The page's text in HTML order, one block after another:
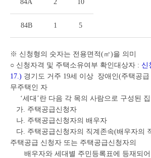
84A 2 10
84B 1 5
※ 신청형의 숫자는 전용면적(㎡)을 의미
○ 신청자격 및 주택소유여부 확인대상자 : 신
17.) 경기도 거주 19세 이상 장애인(주택공급
무주택인 자
‘세대’란 다음 각 목의 사람으로 구성된
가. 주택공급신청자
나. 주택공급신청자의 배우자
다. 주택공급신청자의 직계존속(배우자의
주택공급 신청자 또는 주택공급신청자의
배우자와 세대별 주민등록표에 등재되어